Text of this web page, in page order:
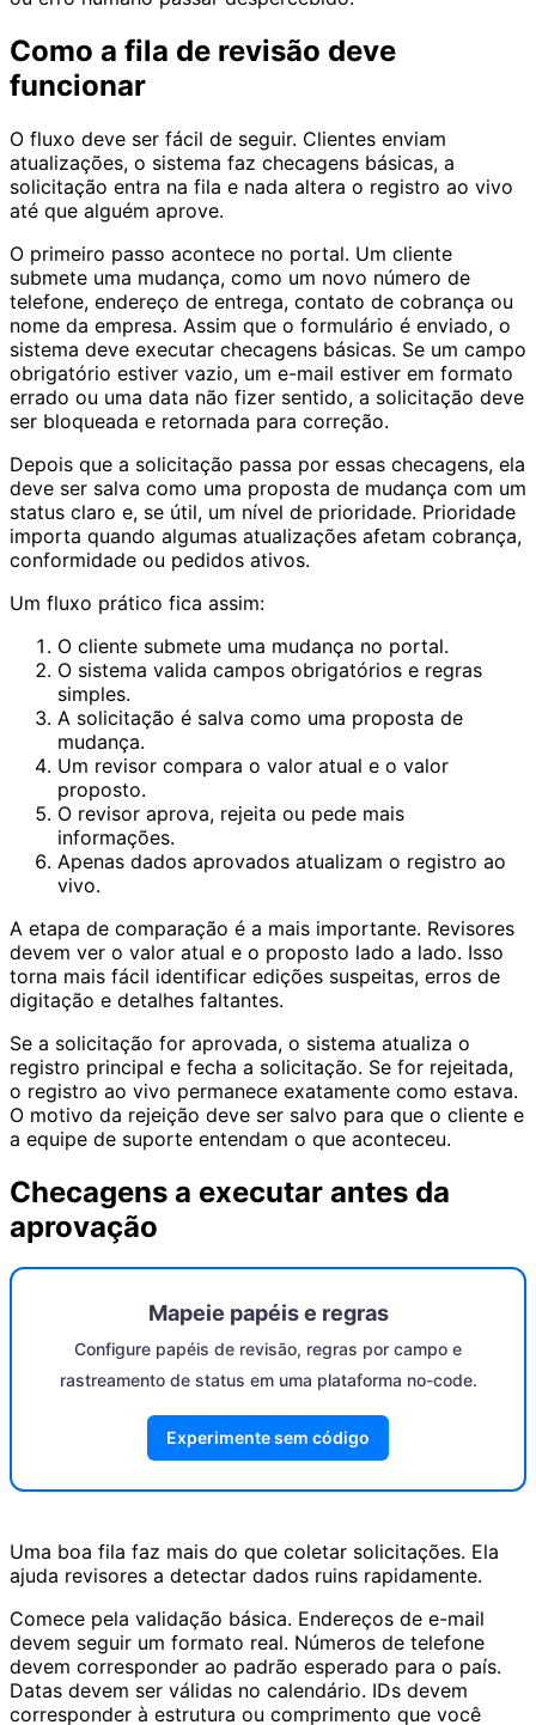
Como a fila de revisão deve
funcionar
O fluxo deve ser fácil de seguir. Clientes enviam
atualizações, o sistema faz checagens básicas, a
solicitação entra na fila e nada altera o registro ao vivo
até que alguém aprove.
O primeiro passo acontece no portal. Um cliente
submete uma mudança, como um novo número de
telefone, endereço de entrega, contato de cobrança ou
nome da empresa. Assim que o formulário é enviado, o
sistema deve executar checagens básicas. Se um campo
obrigatório estiver vazio, um e-mail estiver em formato
errado ou uma data não fizer sentido, a solicitação deve
ser bloqueada e retornada para correção.
Depois que a solicitação passa por essas checagens, ela
deve ser salva como uma proposta de mudança com um
status claro e, se útil, um nível de prioridade. Prioridade
importa quando algumas atualizações afetam cobrança,
conformidade ou pedidos ativos.
Um fluxo prático fica assim:
O cliente submete uma mudança no portal.
O sistema valida campos obrigatórios e regras
simples.
A solicitação é salva como uma proposta de
mudança.
Um revisor compara o valor atual e o valor
proposto.
O revisor aprova, rejeita ou pede mais
informações.
Apenas dados aprovados atualizam o registro ao
vivo.
A etapa de comparação é a mais importante. Revisores
devem ver o valor atual e o proposto lado a lado. Isso
torna mais fácil identificar edições suspeitas, erros de
digitação e detalhes faltantes.
Se a solicitação for aprovada, o sistema atualiza o
registro principal e fecha a solicitação. Se for rejeitada,
o registro ao vivo permanece exatamente como estava.
O motivo da rejeição deve ser salvo para que o cliente e
a equipe de suporte entendam o que aconteceu.
Checagens a executar antes da
aprovação
Mapeie papéis e regras
Configure papéis de revisão, regras por campo e
rastreamento de status em uma plataforma no-code.
Experimente sem código
Uma boa fila faz mais do que coletar solicitações. Ela
ajuda revisores a detectar dados ruins rapidamente.
Comece pela validação básica. Endereços de e-mail
devem seguir um formato real. Números de telefone
devem corresponder ao padrão esperado para o país.
Datas devem ser válidas no calendário. IDs devem
corresponder à estrutura ou comprimento que você